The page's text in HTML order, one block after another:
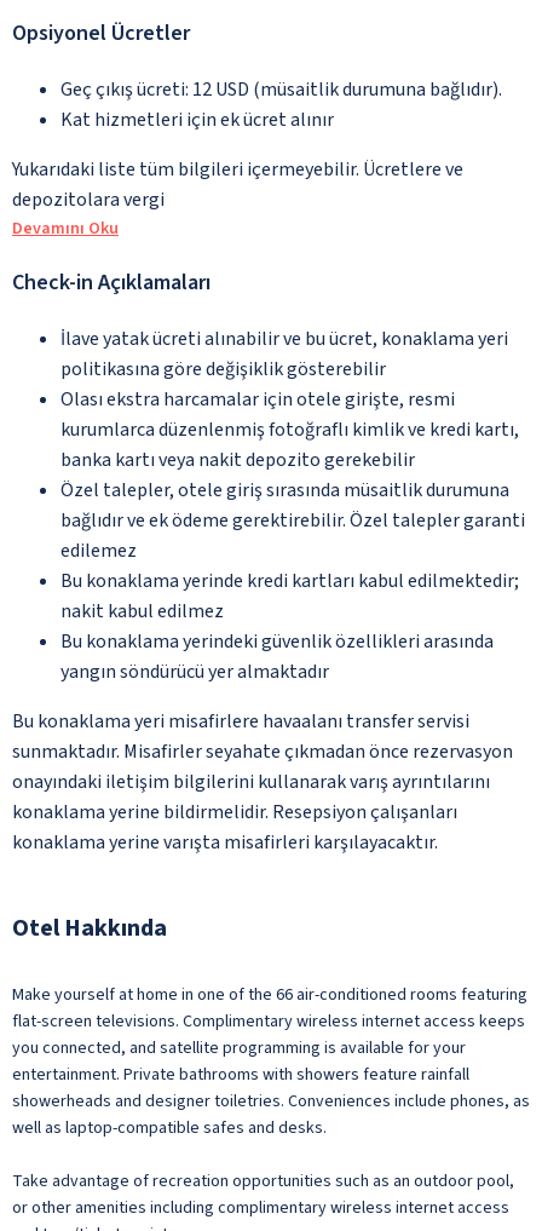
Opsiyonel Ücretler
Geç çıkış ücreti: 12 USD (müsaitlik durumuna bağlıdır).
Kat hizmetleri için ek ücret alınır
Yukarıdaki liste tüm bilgileri içermeyebilir. Ücretlere ve
depozitolara vergi
Devamını Oku
Check-in Açıklamaları
İlave yatak ücreti alınabilir ve bu ücret, konaklama yeri
politikasına göre değişiklik gösterebilir
Olası ekstra harcamalar için otele girişte, resmi
kurumlarca düzenlenmiş fotoğraflı kimlik ve kredi kartı,
banka kartı veya nakit depozito gerekebilir
Özel talepler, otele giriş sırasında müsaitlik durumuna
bağlıdır ve ek ödeme gerektirebilir. Özel talepler garanti
edilemez
Bu konaklama yerinde kredi kartları kabul edilmektedir;
nakit kabul edilmez
Bu konaklama yerindeki güvenlik özellikleri arasında
yangın söndürücü yer almaktadır
Bu konaklama yeri misafirlere havaalanı transfer servisi
sunmaktadır. Misafirler seyahate çıkmadan önce rezervasyon
onayındaki iletişim bilgilerini kullanarak varış ayrıntılarını
konaklama yerine bildirmelidir. Resepsiyon çalışanları
konaklama yerine varışta misafirleri karşılayacaktır.
Otel Hakkında
Make yourself at home in one of the 66 air-conditioned rooms featuring
flat-screen televisions. Complimentary wireless internet access keeps
you connected, and satellite programming is available for your
entertainment. Private bathrooms with showers feature rainfall
showerheads and designer toiletries. Conveniences include phones, as
well as laptop-compatible safes and desks.
Take advantage of recreation opportunities such as an outdoor pool,
or other amenities including complimentary wireless internet access